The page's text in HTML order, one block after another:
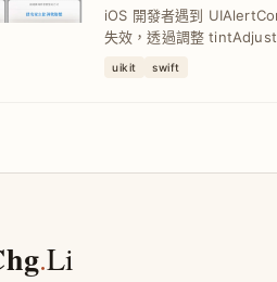
iOS 開發者遇到
失效，透過調整
uikit swift
.Li